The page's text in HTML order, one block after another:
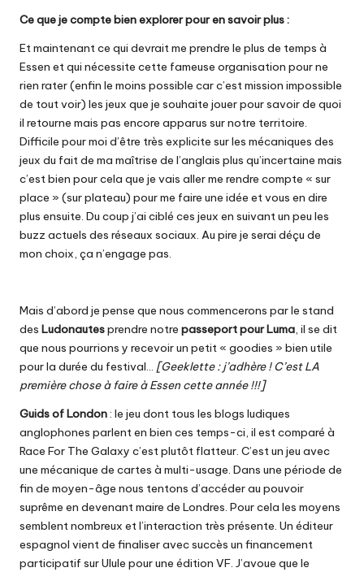
Ce que je compte bien explorer pour en savoir plus :
Et maintenant ce qui devrait me prendre le plus de temps à
Essen et qui nécessite cette fameuse organisation pour ne
rien rater (enfin le moins possible car c’est mission impossible
de tout voir) les jeux que je souhaite jouer pour savoir de quoi
il retourne mais pas encore apparus sur notre territoire.
Difficile pour moi d’être très explicite sur les mécaniques des
jeux du fait de ma maîtrise de l’anglais plus qu’incertaine mais
c’est bien pour cela que je vais aller me rendre compte « sur
place » (sur plateau) pour me faire une idée et vous en dire
plus ensuite. Du coup j’ai ciblé ces jeux en suivant un peu les
buzz actuels des réseaux sociaux. Au pire je serai déçu de
mon choix, ça n’engage pas.
Mais d’abord je pense que nous commencerons par le stand
des Ludonautesprendre notre passeport pour Luma, il se dit
que nous pourrions y recevoir un petit « goodies » bien utile
pour la durée du festival… [Geeklette : j’adhère ! C’est LA
première chose à faire à Essen cette année !!!]
Guids of London: le jeu dont tous les blogs ludiques
anglophones parlent en bien ces temps-ci, il est comparé à
Race For The Galaxy c’est plutôt flatteur. C’est un jeu avec
une mécanique de cartes à multi-usage. Dans une période de
fin de moyen-âge nous tentons d’accéder au pouvoir
suprême en devenant maire de Londres. Pour cela les moyens
semblent nombreux et l’interaction très présente. Un éditeur
espagnol vient de finaliser avec succès un financement
participatif sur Ulule pour une édition VF. J’avoue que le